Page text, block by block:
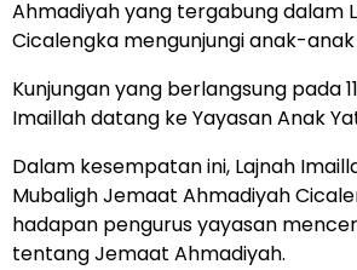
Ahmadiyah yang tergabung dalam
Cicalengka mengunjungi anak-
Kunjungan yang berlangsung pada
Imaillah datang ke Yayasan Anak
Dalam kesempatan ini, Lajnah
Mubaligh Jemaat Ahmadiyah
hadapan pengurus yayasan
tentang Jemaat Ahmadiyah.